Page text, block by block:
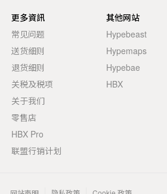
更多資訊
常见问题
送货细则
退货细则
关税及税项
关于我们
零售店
HBX Pro
联盟行销计划
其他网站
Hypebeast
Hypemaps
Hypebae
HBX